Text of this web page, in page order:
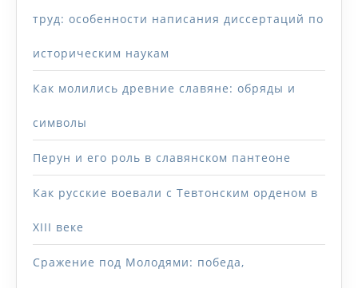
труд: особенности написания диссертаций по
историческим наукам
Как молились древние славяне: обряды и
символы
Перун и его роль в славянском пантеоне
Как русские воевали с Тевтонским орденом в
XIII веке
Сражение под Молодями: победа,